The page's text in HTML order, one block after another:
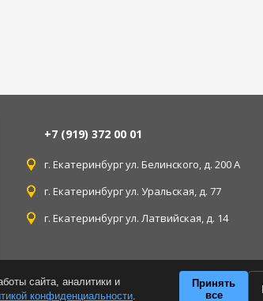
+7 (919) 372 00 01
г. Екатеринбург ул. Белинского, д. 200 А
г. Екатеринбург ул. Уральская, д. 77
г. Екатеринбург ул. Латвийская, д. 14
сайта, аналитики и
конфиденциальности.
Принять
все